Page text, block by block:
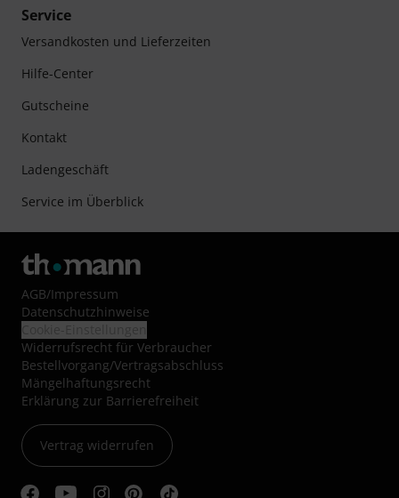
Service
Versandkosten und Lieferzeiten
Hilfe-Center
Gutscheine
Kontakt
Ladengeschäft
Service im Überblick
AGB/Impressum
Datenschutzhinweise
Widerrufsrecht für Verbraucher
Bestellvorgang/Vertragsabschluss
Mängelhaftungsrecht
Erklärung zur Barrierefreiheit
Vertrag widerrufen